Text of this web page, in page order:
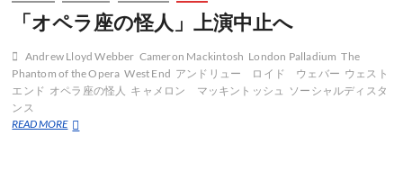
「オペラ座の怪人」上演中止へ
Andrew Lloyd Webber Cameron Mackintosh London Palladium The
Phantom of the Opera West End アンドリュー ロイド ウェバー ウェスト
エンド オペラ座の怪人 キャメロン マッキントッシュ
ソーシャルディスタ
ンス
READ MORE「オ